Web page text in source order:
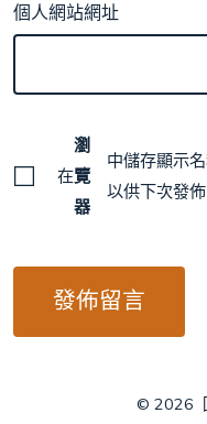
個人網站網址
在
瀏
覽
器
中儲存顯示
以供下次發
© 2026